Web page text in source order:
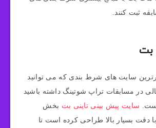
ثبت کنند.
بت
سایت های شرط بندی که می توانید
در مسابقات تراپ شوتینگ داشته باشید
سایت پیش بینی تاینی بت بخش
با دقت بسیار بالا طراحی کرده است تا